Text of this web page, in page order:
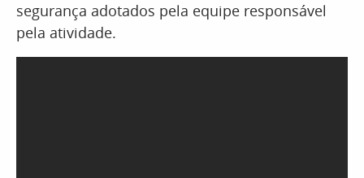
segurança adotados pela equipe responsável
pela atividade.